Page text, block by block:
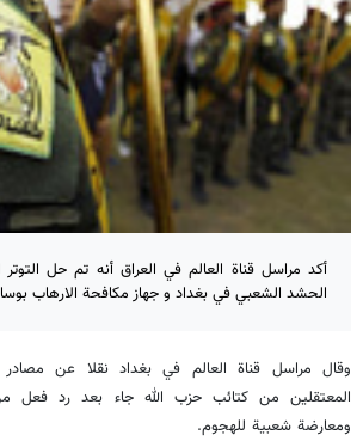
أكد مراسل قناة العالم في العراق أنه تم حل
الحشد الشعبي في بغداد و جهاز مكافحة الارهاب
وقال مراسل قناة العالم في بغداد نقلا عن
المعتقلين من كتائب حزب الله جاء بعد رد فعل
ومعارضة شعبية للهجوم.